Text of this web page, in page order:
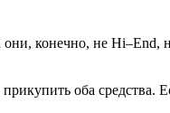
они, конечно, не Hi–End,
оба средства.